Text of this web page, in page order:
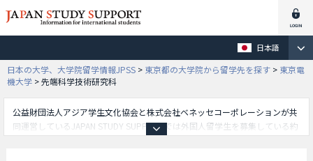
日本語
日本の大学、大学院留学情報JPSS > 東京都の大学院から留学先を探す > 東京電
機大学 >先端科学技術研究科
公益財団法人アジア学生文化協会と株式会社ベネッセコーポレーションが共
同運営しているJAPAN STUDY SUPPORTでは外国人留学生を募集している約